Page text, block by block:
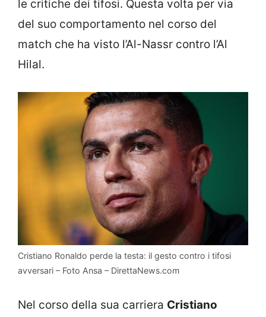
le critiche dei tifosi. Questa volta per via
del suo comportamento nel corso del
match che ha visto l’Al-Nassr contro l’Al
Hilal.
Cristiano Ronaldo perde la testa: il gesto contro i tifosi
avversari – Foto Ansa – DirettaNews.com
Nel corso della sua carriera Cristiano